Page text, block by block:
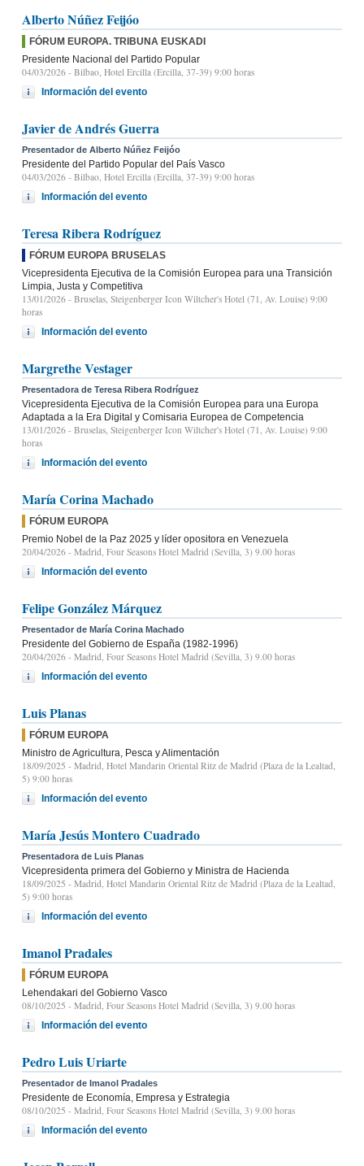
Alberto Núñez Feijóo
FÓRUM EUROPA. TRIBUNA EUSKADI
Presidente Nacional del Partido Popular
04/03/2026 - Bilbao, Hotel Ercilla (Ercilla, 37-39) 9:00 horas
Información del evento
Javier de Andrés Guerra
Presentador de Alberto Núñez Feijóo
Presidente del Partido Popular del País Vasco
04/03/2026 - Bilbao, Hotel Ercilla (Ercilla, 37-39) 9:00 horas
Información del evento
Teresa Ribera Rodríguez
FÓRUM EUROPA BRUSELAS
Vicepresidenta Ejecutiva de la Comisión Europea para una Transición
Limpia, Justa y Competitiva
13/01/2026 - Bruselas, Steigenberger Icon Wiltcher's Hotel (71, Av. Louise) 9:00
horas
Información del evento
Margrethe Vestager
Presentadora de Teresa Ribera Rodríguez
Vicepresidenta Ejecutiva de la Comisión Europea para una Europa
Adaptada a la Era Digital y Comisaria Europea de Competencia
13/01/2026 - Bruselas, Steigenberger Icon Wiltcher's Hotel (71, Av. Louise) 9:00
horas
Información del evento
María Corina Machado
FÓRUM EUROPA
Premio Nobel de la Paz 2025 y líder opositora en Venezuela
20/04/2026 - Madrid, Four Seasons Hotel Madrid (Sevilla, 3) 9.00 horas
Información del evento
Felipe González Márquez
Presentador de María Corina Machado
Presidente del Gobierno de España (1982-1996)
20/04/2026 - Madrid, Four Seasons Hotel Madrid (Sevilla, 3) 9.00 horas
Información del evento
Luis Planas
FÓRUM EUROPA
Ministro de Agricultura, Pesca y Alimentación
18/09/2025 - Madrid, Hotel Mandarin Oriental Ritz de Madrid (Plaza de la Lealtad,
5) 9:00 horas
Información del evento
María Jesús Montero Cuadrado
Presentadora de Luis Planas
Vicepresidenta primera del Gobierno y Ministra de Hacienda
18/09/2025 - Madrid, Hotel Mandarin Oriental Ritz de Madrid (Plaza de la Lealtad,
5) 9:00 horas
Información del evento
Imanol Pradales
FÓRUM EUROPA
Lehendakari del Gobierno Vasco
08/10/2025 - Madrid, Four Seasons Hotel Madrid (Sevilla, 3) 9.00 horas
Información del evento
Pedro Luis Uriarte
Presentador de Imanol Pradales
Presidente de Economía, Empresa y Estrategia
08/10/2025 - Madrid, Four Seasons Hotel Madrid (Sevilla, 3) 9.00 horas
Información del evento